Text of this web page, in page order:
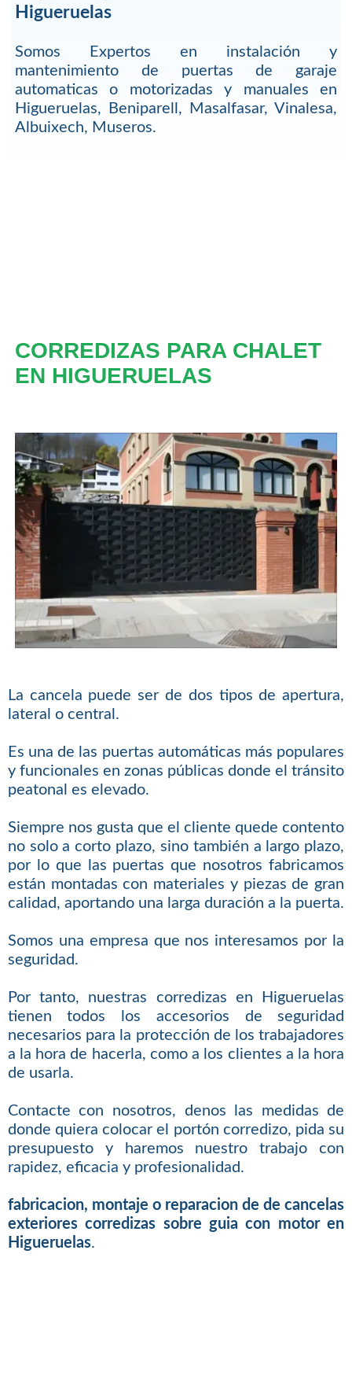
Higueruelas
Somos Expertos en instalación y
mantenimiento de puertas de garaje
automaticas o motorizadas y manuales en
Higueruelas, Beniparell, Masalfasar, Vinalesa,
Albuixech, Museros.
CORREDIZAS PARA CHALET
EN HIGUERUELAS
La cancela puede ser de dos tipos de apertura,
lateral o central.
Es una de las puertas automáticas más populares
y funcionales en zonas públicas donde el tránsito
peatonal es elevado.
Siempre nos gusta que el cliente quede contento
no solo a corto plazo, sino también a largo plazo,
por lo que las puertas que nosotros fabricamos
están montadas con materiales y piezas de gran
calidad, aportando una larga duración a la puerta.
Somos una empresa que nos interesamos por la
seguridad.
Por tanto, nuestras corredizas en Higueruelas
tienen todos los accesorios de seguridad
necesarios para la protección de los trabajadores
a la hora de hacerla, como a los clientes a la hora
de usarla.
Contacte con nosotros, denos las medidas de
donde quiera colocar el portón corredizo, pida su
presupuesto y haremos nuestro trabajo con
rapidez, eficacia y profesionalidad.
fabricacion, montaje o reparacion de de cancelas
exteriores corredizas sobre guia con motor en
Higueruelas.